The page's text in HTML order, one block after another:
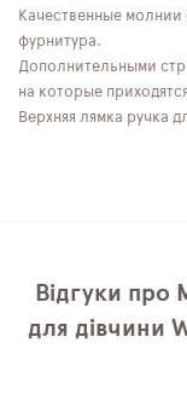
Качественные
фурнитура.
Дополнительными
на которые
Верхняя лямка ручка
Відгуки про
для дівчини